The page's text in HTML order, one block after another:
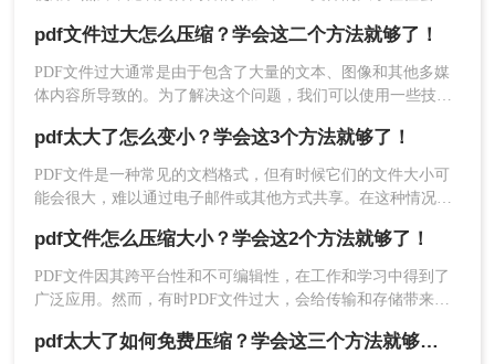
师。
缺点：需要购买软件许可。操作相对复杂，需
要一定的使用经验。
推荐工具：Adobe Acrobat Pro
操作如下：
1、打开Adobe Acrobat，点击“文件”菜单，选
择“打开”，然后选择需要压缩的PDF文档。
的困难。那么pdf如何缩小文件大小呢？本文将介绍四种简单实
用的方法，帮助您在保持文件质量的同时减小PDF文件的大
小。
pdf文件过大怎么压缩？学会这二个方法就够了！
PDF文件过大通常是由于包含了大量的文本、图像和其他多媒
体内容所导致的。为了解决这个问题，我们可以使用一些技术
介绍一些常见的pdf文件过大怎么压缩方法。
pdf太大了怎么变小？学会这3个方法就够了！
PDF文件是一种常见的文档格式，但有时候它们的文件大小可
能会很大，难以通过电子邮件或其他方式共享。在这种情况
大了怎么变小吧。
pdf文件怎么压缩大小？学会这2个方法就够了！
PDF文件因其跨平台性和不可编辑性，在工作和学习中得到了
广泛应用。然而，有时PDF文件过大，会给传输和存储带来不
件大小的方法，帮助用户轻松减小PDF文件的大小。
pdf太大了如何免费压缩？学会这三个方法就够了！